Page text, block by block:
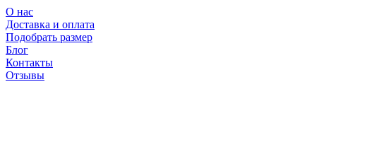
О нас
Доставка и оплата
Подобрать размер
Блог
Контакты
Отзывы